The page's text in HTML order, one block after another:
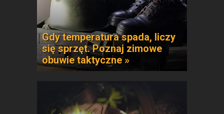
Gdy temperatura spada, liczy
się sprzęt. Poznaj zimowe
obuwie taktyczne »